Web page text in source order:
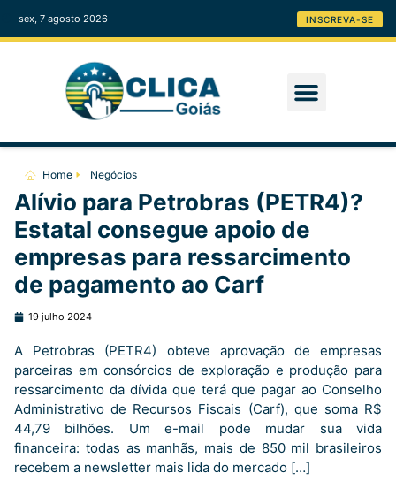
sex, 7 agosto 2026 INSCREVA-SE
Home Negócios
Alívio para Petrobras (PETR4)?
Estatal consegue apoio de
empresas para ressarcimento
de pagamento ao Carf
19 julho 2024
A Petrobras (PETR4) obteve aprovação de empresas
parceiras em consórcios de exploração e produção para
ressarcimento da dívida que terá que pagar ao Conselho
Administrativo de Recursos Fiscais (Carf), que soma R$
44,79 bilhões. Um e-mail pode mudar sua vida
financeira: todas as manhãs, mais de 850 mil brasileiros
recebem a newsletter mais lida do mercado […]